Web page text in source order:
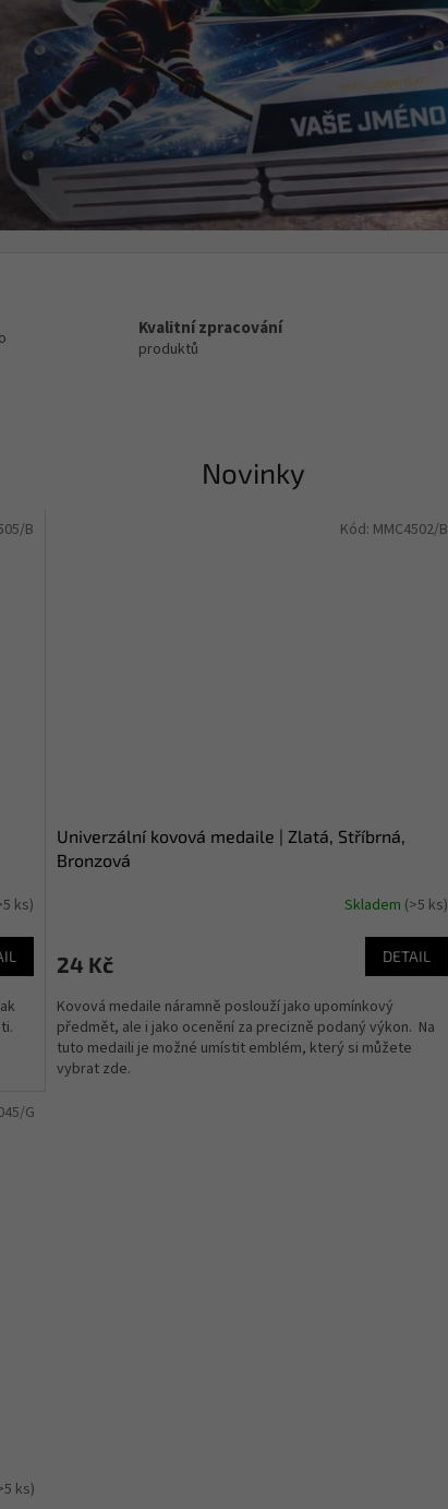
Kvalitní zpracování
produktů
Novinky
ks)
B
Univerzální kovová medaile | Zlatá, Stříbrná,
Bronzová
Skladem (>5 ks)
24 Kč DETAIL
Kovová medaile náramně poslouží jako upomínkový
předmět, ale i jako ocenění za precizně podaný výkon. Na
tuto medaili je možné umístit emblém, který si můžete
vybrat zde.
Kód: MMC4502/B
ks)
G